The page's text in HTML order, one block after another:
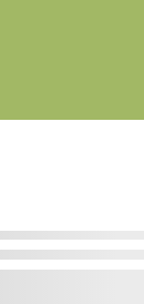
Preise
Lage